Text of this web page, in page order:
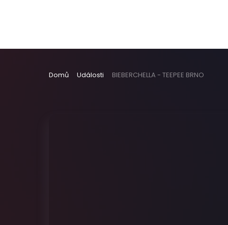
Domů Události BIEBERCHELLA - TEEPEE BRNO